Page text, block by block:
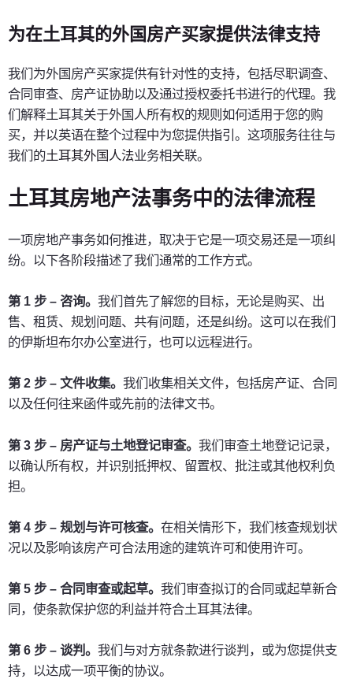
为在土耳其的外国房产买家提供法律支持
我们为外国房产买家提供有针对性的支持，包括尽职调查、
合同审查、房产证协助以及通过授权委托书进行的代理。我
们解释土耳其关于外国人所有权的规则如何适用于您的购
买，并以英语在整个过程中为您提供指引。这项服务往往与
我们的土耳其外国人法业务相关联。
土耳其房地产法事务中的法律流程
一项房地产事务如何推进，取决于它是一项交易还是一项纠
纷。以下各阶段描述了我们通常的工作方式。
第 1 步 – 咨询。 我们首先了解您的目标，无论是购买、出
售、租赁、规划问题、共有问题，还是纠纷。这可以在我们
的伊斯坦布尔办公室进行，也可以远程进行。
第 2 步 – 文件收集。 我们收集相关文件，包括房产证、合同
以及任何往来函件或先前的法律文书。
第 3 步 – 房产证与土地登记审查。 我们审查土地登记记录，
以确认所有权，并识别抵押权、留置权、批注或其他权利负
担。
第 4 步 – 规划与许可核查。 在相关情形下，我们核查规划状
况以及影响该房产可合法用途的建筑许可和使用许可。
第 5 步 – 合同审查或起草。 我们审查拟订的合同或起草新合
同，使条款保护您的利益并符合土耳其法律。
第 6 步 – 谈判。 我们与对方就条款进行谈判，或为您提供支
持，以达成一项平衡的协议。